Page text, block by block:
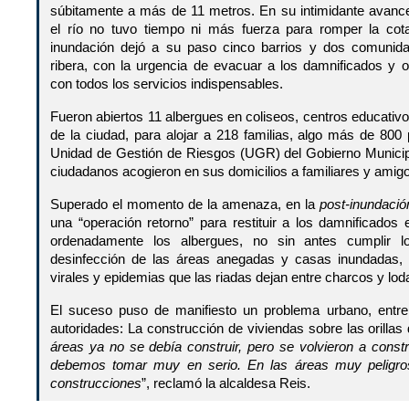
súbitamente a más de 11 metros. En su intimidante
el río no tuvo tiempo ni más fuerza para romper la
inundación dejó a su paso cinco barrios y dos
ribera, con la urgencia de evacuar a los damnificados y
con todos los servicios indispensables.
Fueron abiertos 11 albergues en coliseos, centros
de la ciudad, para alojar a 218 familias, algo más de 800
Unidad de Gestión de Riesgos (UGR) del Gobierno
ciudadanos acogieron en sus domicilios a familiares y
Superado el momento de la amenaza, en la post-
una “operación retorno” para restituir a los damnificados
ordenadamente los albergues, no sin antes cumplir
desinfección de las áreas anegadas y casas inundadas,
virales y epidemias que las riadas dejan entre charcos y
El suceso puso de manifiesto un problema urbano,
autoridades: La construcción de viviendas sobre las orillas
áreas ya no se debía construir, pero se volvieron a
debemos tomar muy en serio. En las áreas muy
construcciones”, reclamó la alcaldesa Reis.